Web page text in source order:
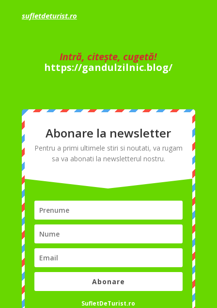
sufletdeturist.ro
Intră, citește, cugetă!
https://gandulzilnic.blog/
Abonare la newsletter
Pentru a primi ultimele stiri si noutati, va rugam
sa va abonati la newsletterul nostru.
Abonare
SufletDeTurist.ro